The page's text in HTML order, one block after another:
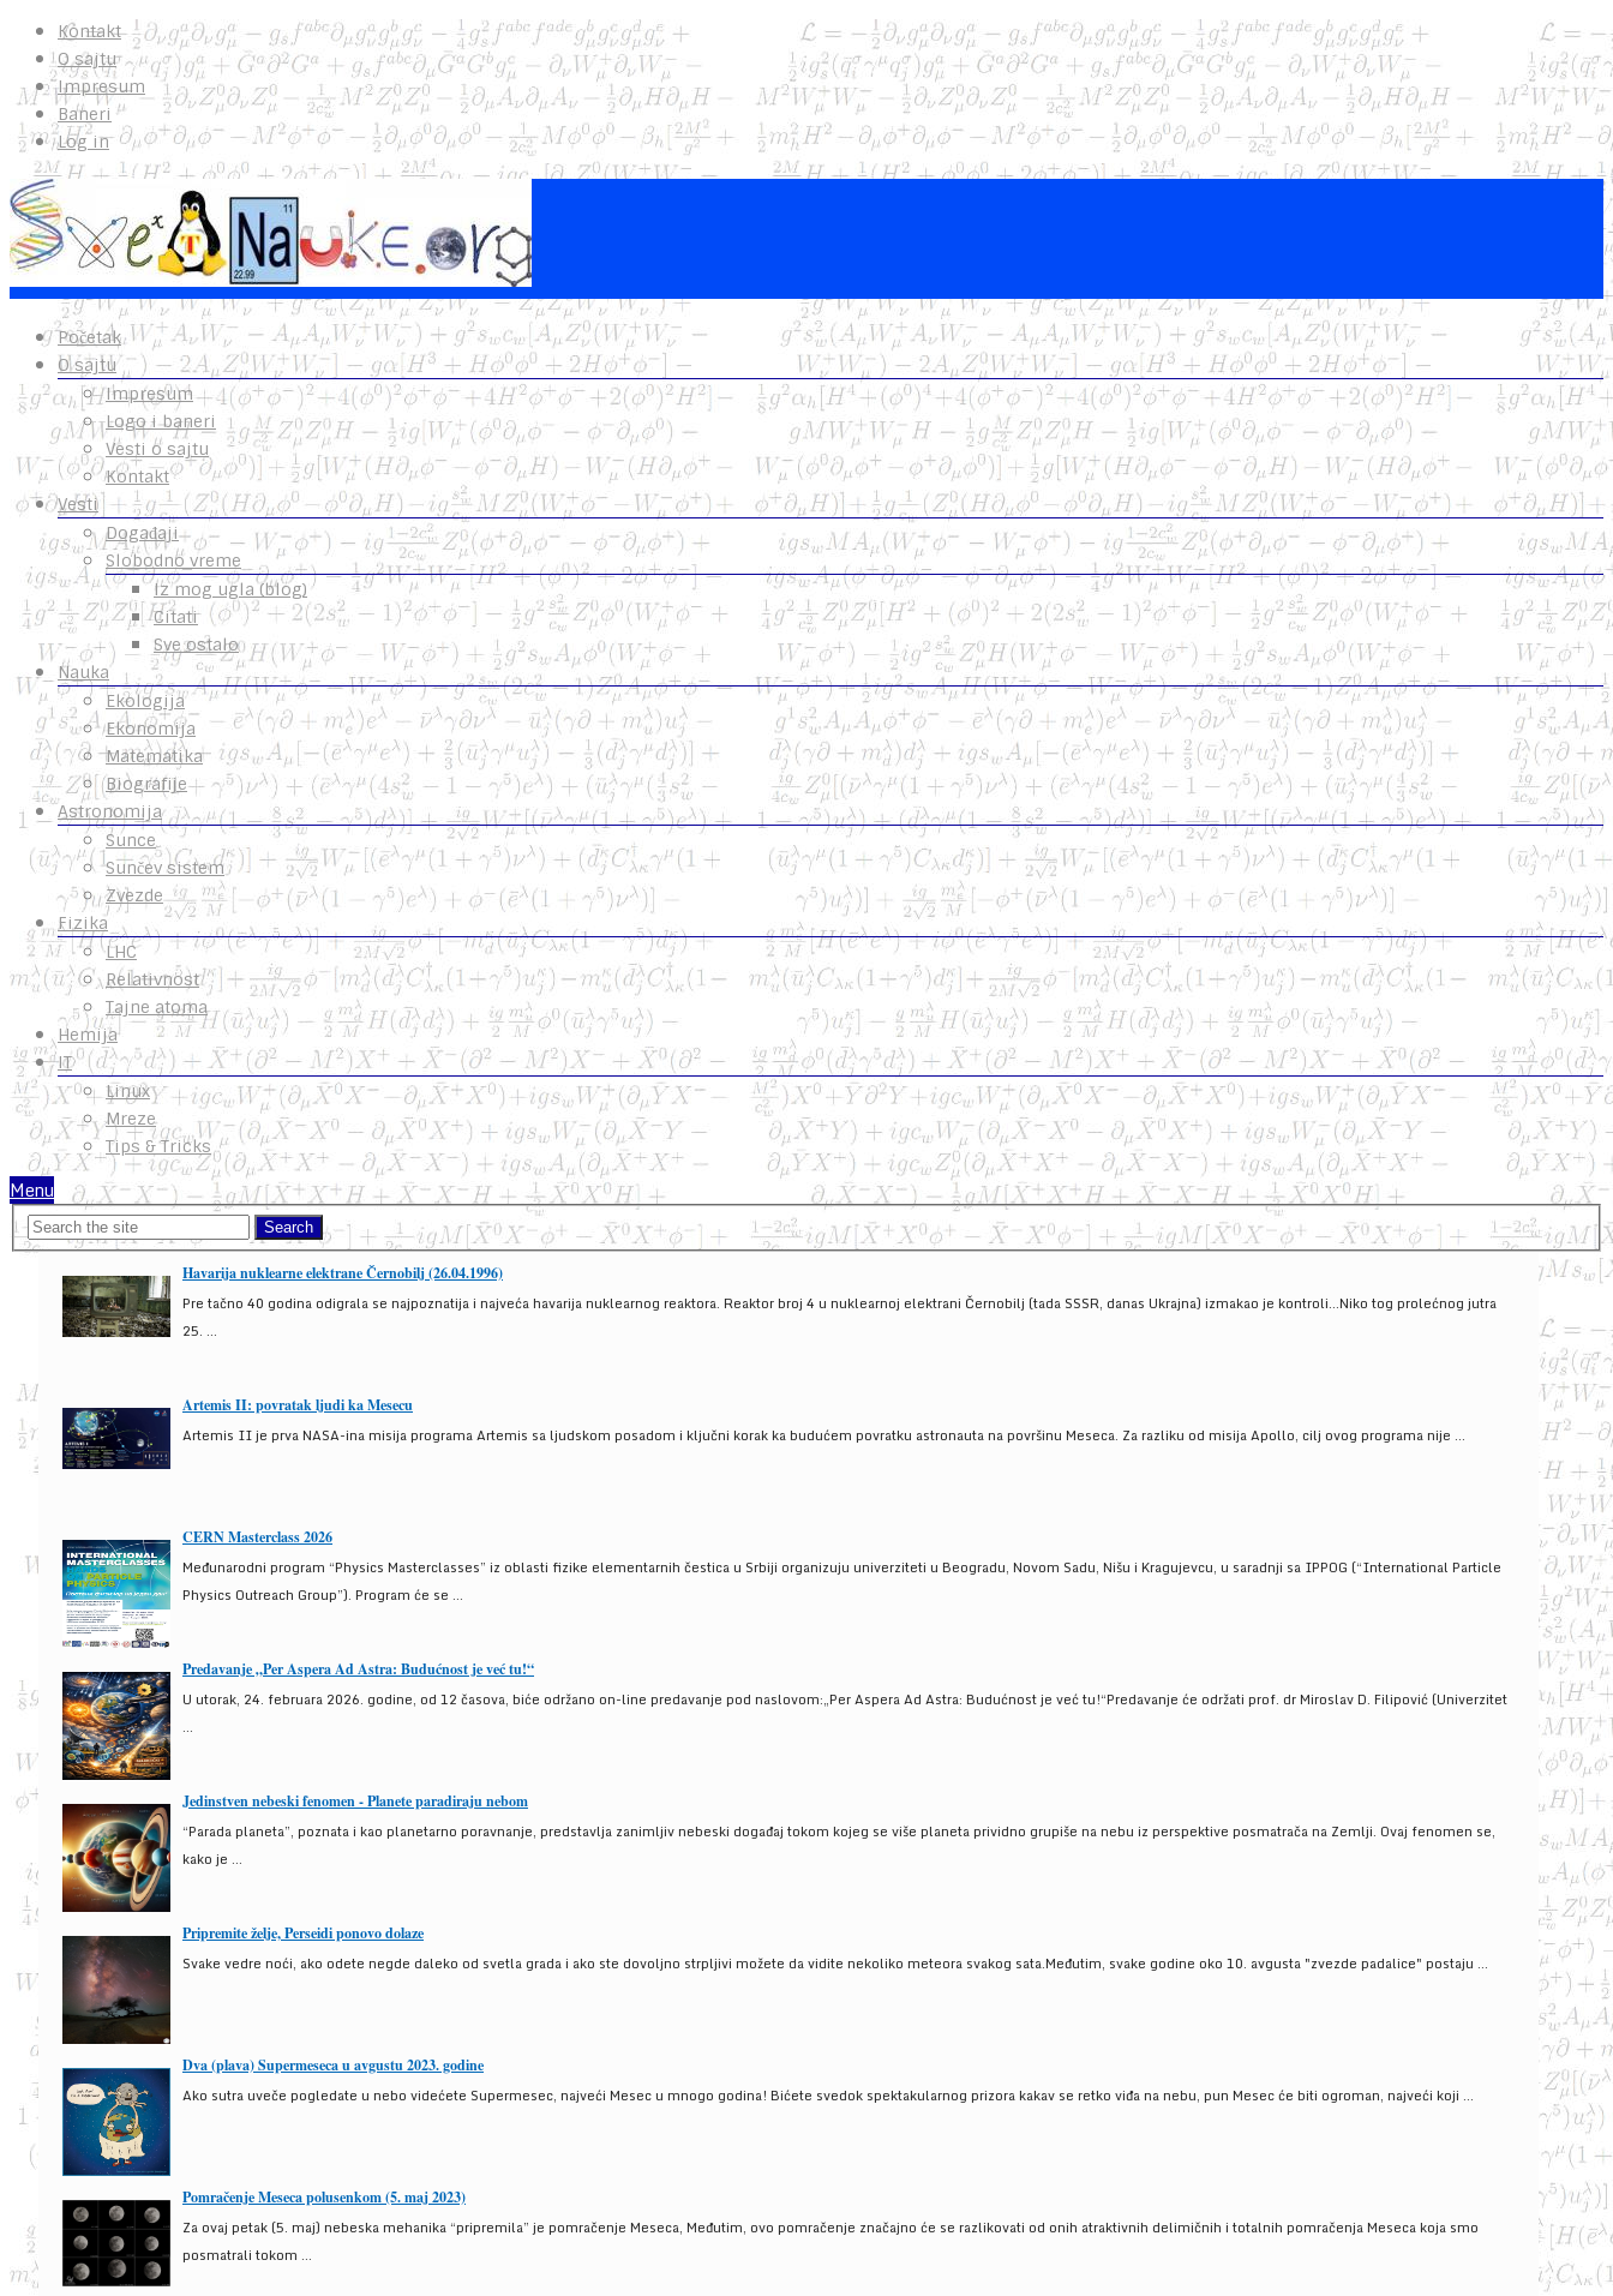
Kontakt
O sajtu
Impresum
Baneri
Log in
Početak
O sajtu
Impresum
Logo i baneri
Vesti o sajtu
Kontakt
Vesti
Događaji
Slobodno vreme
Iz mog ugla (blog)
Citati
Sve ostalo
Nauka
Ekologija
Ekonomija
Matematika
Biografije
Astronomija
Sunce
Sunčev sistem
Zvezde
Fizika
LHC
Relativnost
Tajne atoma
Hemija
IT
Linux
Mreze
Tips & Tricks
Menu
Havarija nuklearne elektrane Černobilj (26.04.1996)
Pre tačno 40 godina odigrala se najpoznatija i najveća havarija nuklearnog reaktora. Reaktor broj 4 u nuklearnoj elektrani Černobilj (tada SSSR, danas Ukrajna) izmakao je kontroli...Niko tog prolećnog jutra
25. ...
Artemis II: povratak ljudi ka Mesecu
Artemis II je prva NASA-ina misija programa Artemis sa ljudskom posadom i ključni korak ka budućem povratku astronauta na površinu Meseca. Za razliku od misija Apollo, cilj ovog programa nije ...
CERN Masterclass 2026
Međunarodni program “Physics Masterclasses” iz oblasti fizike elementarnih čestica u Srbiji organizuju univerziteti u Beogradu, Novom Sadu, Nišu i Kragujevcu, u saradnji sa IPPOG (“International Particle
Physics Outreach Group”). Program će se ...
Predavanje „Per Aspera Ad Astra: Budućnost je već tu!“
U utorak, 24. februara 2026. godine, od 12 časova, biće održano on-line predavanje pod naslovom:„Per Aspera Ad Astra: Budućnost je već tu!“Predavanje će održati prof. dr Miroslav D. Filipović (Univerzitet
...
Jedinstven nebeski fenomen - Planete paradiraju nebom
“Parada planeta”, poznata i kao planetarno poravnanje, predstavlja zanimljiv nebeski događaj tokom kojeg se više planeta prividno grupiše na nebu iz perspektive posmatrača na Zemlji. Ovaj fenomen se,
kako je ...
Pripremite želje, Perseidi ponovo dolaze
Svake vedre noći, ako odete negde daleko od svetla grada i ako ste dovoljno strpljivi možete da vidite nekoliko meteora svakog sata.Međutim, svake godine oko 10. avgusta "zvezde padalice" postaju ...
Dva (plava) Supermeseca u avgustu 2023. godine
Ako sutra uveče pogledate u nebo videćete Supermesec, najveći Mesec u mnogo godina! Bićete svedok spektakularnog prizora kakav se retko viđa na nebu, pun Mesec će biti ogroman, najveći koji ...
Pomračenje Meseca polusenkom (5. maj 2023)
Za ovaj petak (5. maj) nebeska mehanika “pripremila” je pomračenje Meseca, Međutim, ovo pomračenje značajno će se razlikovati od onih atraktivnih delimičnih i totalnih pomračenja Meseca koja smo
posmatrali tokom ...